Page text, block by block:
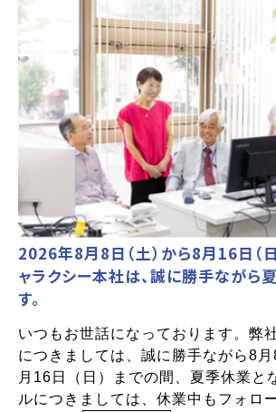
2026年8月8日（土）から8月16日（
ャラクシー本社は、誠に勝手ながら
す。
いつもお世話になっております。弊
につきましては、誠に勝手ながら8
月16日（日）までの間、夏季休業と
ルにつきましては、休業中もフォロ